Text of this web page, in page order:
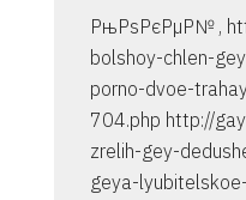
Владимир
РњРѕРєРµР№ ,
bolshoy-chlen-
porno-dvoe-
704.php http://
zrelih-gey-
geya-